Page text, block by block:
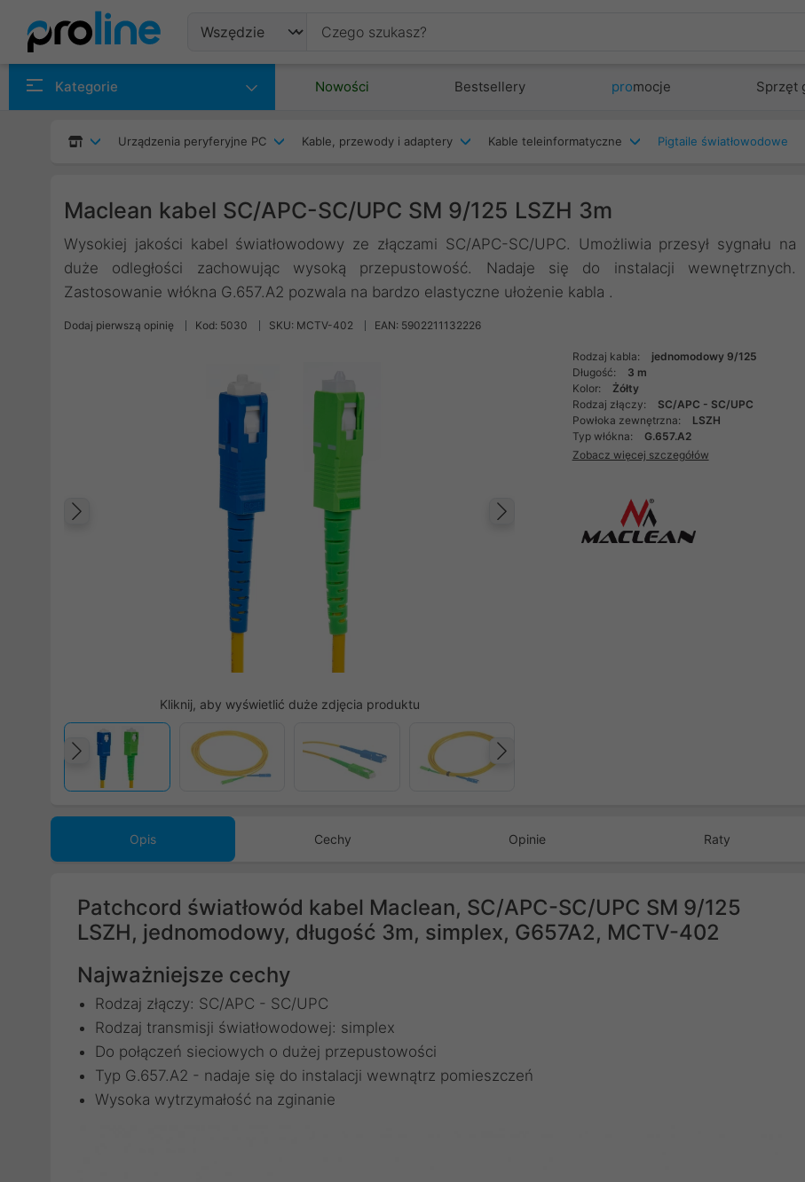
Kategorie Nowości Bestsellery promocje Sprzęt
Urządzenia peryferyjne PC Kable, przewody i adaptery Kable teleinformatyczne Pigtaile światłowodowe
Maclean kabel SC/APC-SC/UPC SM 9/125 LSZH 3m
Wysokiej jakości kabel światłowodowy ze złączami SC/APC-SC/UPC. Umożliwia przesył sygnału na
duże odległości zachowując wysoką przepustowość. Nadaje się do instalacji wewnętrznych.
Zastosowanie włókna G.657.A2 pozwala na bardzo elastyczne ułożenie kabla .
Dodaj pierwszą opinię Kod: 5030 SKU: MCTV-402 EAN: 5902211132226
Następny
Kliknij, aby wyświetlić duże zdjęcia produktu
Poprzedni
Rodzaj kabla:
jednomodowy 9/125
Długość:
3 m
Kolor:
Żółty
Rodzaj złączy:
SC/APC - SC/UPC
Powłoka zewnętrzna:
LSZH
Typ włókna:
G.657.A2
Zobacz więcej szczegółów
Opis Cechy Opinie Raty
Patchcord światłowód kabel Maclean, SC/APC-SC/UPC SM 9/125
LSZH, jednomodowy, długość 3m, simplex, G657A2, MCTV-402
Najważniejsze cechy
Rodzaj złączy: SC/APC - SC/UPC
Rodzaj transmisji światłowodowej: simplex
Do połączeń sieciowych o dużej przepustowości
Typ G.657.A2 - nadaje się do instalacji wewnątrz pomieszczeń
Wysoka wytrzymałość na zginanie